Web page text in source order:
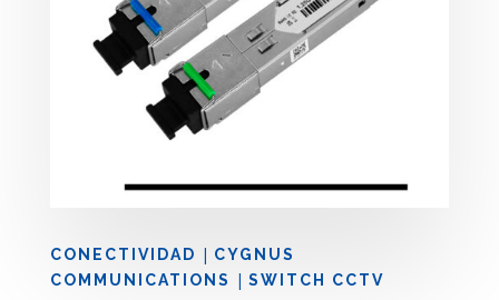
CONECTIVIDAD | CYGNUS
COMMUNICATIONS
| SWITCH CCTV